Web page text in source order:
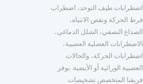
اضطرابات طيف التوحد، اضطراب
فرط الحركة ونقص الانتباه،
الصداع النصفي، الشلل الدماغي،
الاضطرابات العضلية العصبية،
اضطرابات الحركة، والحالات
العصبية الوراثية أو الأيضية. يوفر
فريقنا المتخصص تشخيصات